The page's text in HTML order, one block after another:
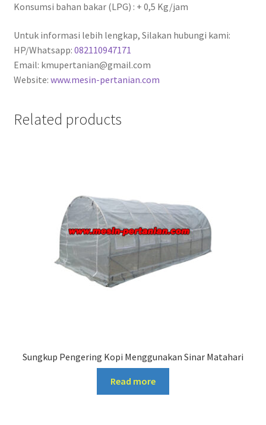
Konsumsi bahan bakar (LPG) : + 0,5 Kg/jam
Untuk informasi lebih lengkap, Silakan hubungi kami:
HP/Whatsapp: 082110947171
Email: kmupertanian@gmail.com
Website: www.mesin-pertanian.com
Related products
Sungkup Pengering Kopi Menggunakan Sinar Matahari
Read more